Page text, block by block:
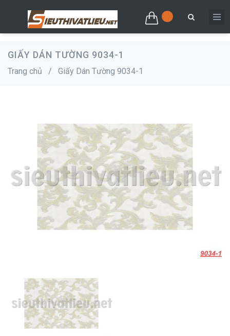
GIẤY DÁN TƯỜNG 9034-1
Trang chủ / Giấy Dán Tường 9034-1